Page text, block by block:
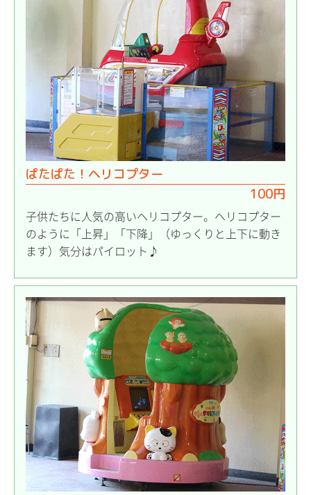
ぱたぱた！ヘリコプター
100円
子供たちに人気の高いヘリコプター。ヘリコプター
のように「上昇」「下降」（ゆっくりと上下に動き
ます）気分はパイロット♪